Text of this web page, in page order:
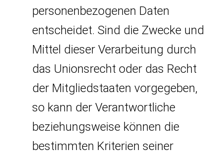
personenbezogenen Daten
entscheidet. Sind die Zwecke und
Mittel dieser Verarbeitung durch
das Unionsrecht oder das Recht
der Mitgliedstaaten vorgegeben,
so kann der Verantwortliche
beziehungsweise können die
bestimmten Kriterien seiner